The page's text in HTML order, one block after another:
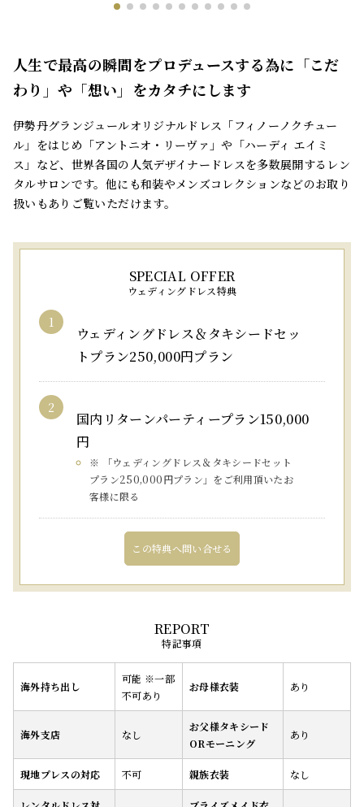
人生で最高の瞬間をプロデュースする為に「こだ
わり」や「想い」をカタチにします
伊勢丹グランジュールオリジナルドレス「フィノーノクチュー
ル」をはじめ「アントニオ・リーヴァ」や「ハーディ エイミ
ス」など、世界各国の人気デザイナードレスを多数展開するレン
タルサロンです。他にも和装やメンズコレクションなどのお取り
扱いもありご覧いただけます。
ウェディングドレス特典
ウェディングドレス＆タキシードセッ
トプラン250,000円プラン
国内リターンパーティープラン150,000
円
※ 「ウェディングドレス＆タキシードセット
プラン250,000円プラン」をご利用頂いたお
客様に限る
この特典へ問い合せる
特記事項
海外持ち出し
可能 ※一部
不可あり
お母様衣装 あり
海外支店 なし
お父様タキシード
ORモーニング
あり
現地プレスの対応 不可 親族衣装 なし